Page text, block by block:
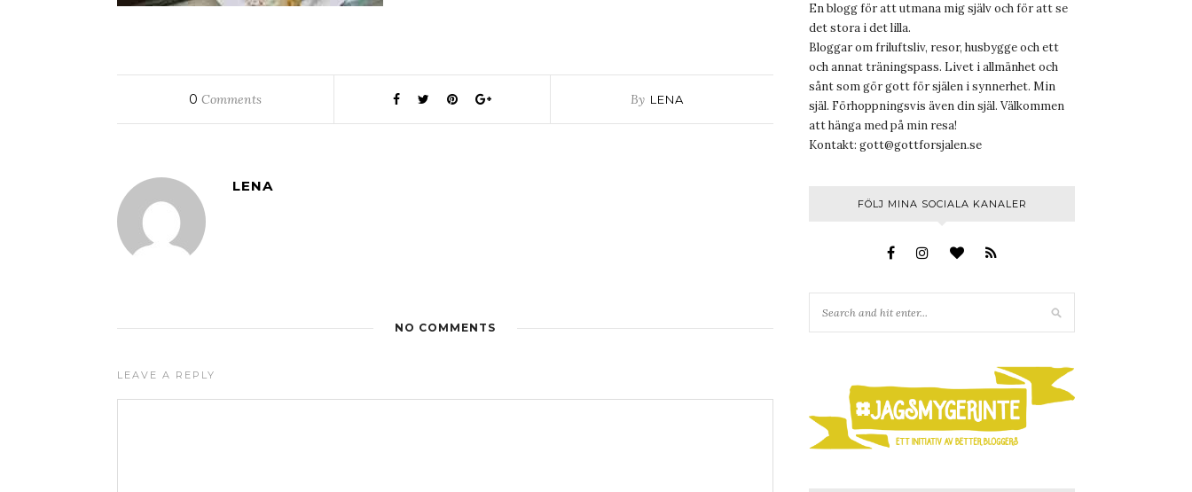
0 Comments By LENA
LENA
NO COMMENTS
LEAVE A REPLY
En blogg för att utmana mig själv och för att se
det stora i det lilla.
Bloggar om friluftsliv, resor, husbygge och ett
och annat träningspass. Livet i allmänhet och
sånt som gör gott för själen i synnerhet. Min
själ. Förhoppningsvis även din själ. Välkommen
att hänga med på min resa!
Kontakt: gott@gottforsjalen.se
FÖLJ MINA SOCIALA KANALER